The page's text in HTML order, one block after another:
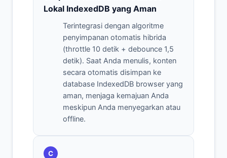
Lokal IndexedDB yang Aman
Terintegrasi dengan algoritme
penyimpanan otomatis hibrida
(throttle 10 detik + debounce 1,5
detik). Saat Anda menulis, konten
secara otomatis disimpan ke
database IndexedDB browser yang
aman, menjaga kemajuan Anda
meskipun Anda menyegarkan atau
offline.
C